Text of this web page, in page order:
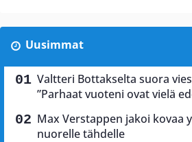
Uusimmat
Valtteri Bottakselta suora
”Parhaat vuoteni ovat vielä
Max Verstappen jakoi kovaa
nuorelle tähdelle